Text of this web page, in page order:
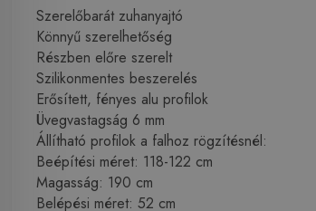
Szerelőbarát zuhanyajtó
Könnyű szerelhetőség
Részben előre szerelt
Szilikonmentes beszerelés
Erősített, fényes alu profilok
Üvegvastagság 6 mm
Állítható profilok a falhoz rögzítésnél:
Beépítési méret: 118-122 cm
Magasság: 190 cm
Belépési méret: 52 cm